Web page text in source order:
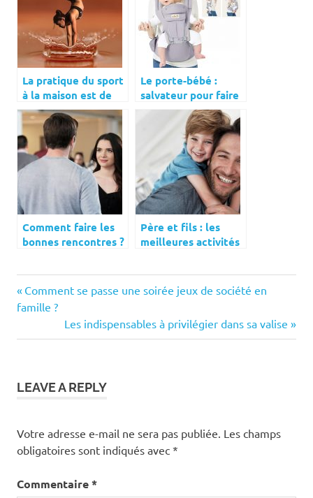
La pratique du sport
à la maison est de
plus en plus prisée
Le porte-bébé :
salvateur pour faire
les courses avec
Comment faire les
bonnes rencontres ?
Père et fils : les
meilleures activités
Navigation
Previous
Post:
Comment se passe une soirée jeux de société en
famille ?
Next
Post:
Les indispensables à privilégier dans sa valise
LEAVE A REPLY
Votre adresse e-mail ne sera pas publiée. Les champs
obligatoires sont indiqués avec *
Commentaire*